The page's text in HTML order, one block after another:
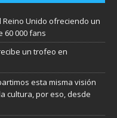
Reino Unido ofreciendo un
60 000 fans
un trofeo en
esta misma visión
cultura, por eso, desde